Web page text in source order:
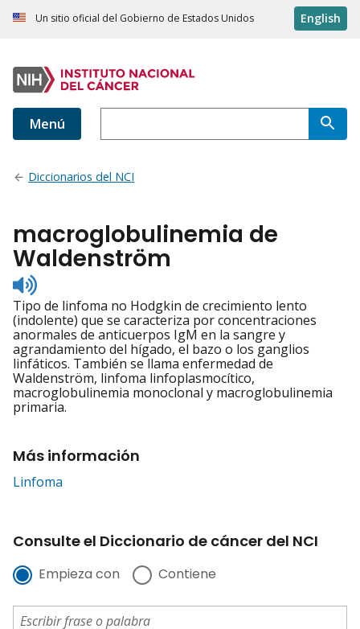
Un sitio oficial del Gobierno de Estados Unidos English
Menú
Diccionarios del NCI
macroglobulinemia de
Waldenström
Listen
to
pronunciation
Tipo de linfoma no Hodgkin de crecimiento lento
(indolente) que se caracteriza por concentraciones
anormales de anticuerpos IgM en la sangre y
agrandamiento del hígado, el bazo o los ganglios
linfáticos. También se llama enfermedad de
Waldenström, linfoma linfoplasmocítico,
macroglobulinemia monoclonal y macroglobulinemia
primaria.
Más información
Linfoma
Consulte el Diccionario de cáncer del NCI
Empieza con Contiene